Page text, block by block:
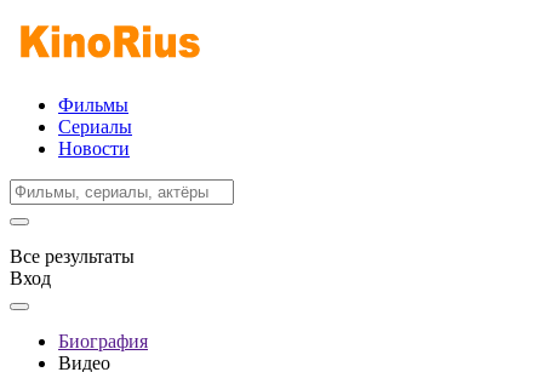
Фильмы
Сериалы
Новости
Все результаты
Вход
Биография
Видео